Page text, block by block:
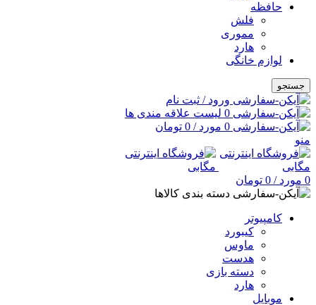
حافظه
فلش
مموری
هارد
لوازم خانگی
جستجو
ورود / ثبت نام
0 لیست علاقه مندی ها
0 مورد/
0 تومان
منو
0 مورد/
0 تومان
دسته بندی کالاها
کامپیوتر
کیبورد
ماوس
هدست
دسته بازی
هارد
موبایل